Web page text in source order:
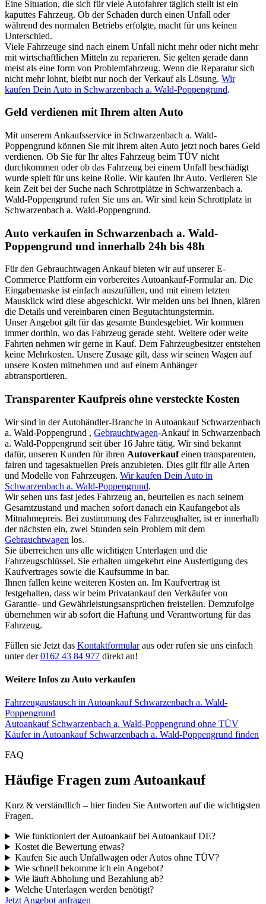
Eine Situation, die sich für viele Autofahrer täglich stellt ist ein
kaputtes Fahrzeug. Ob der Schaden durch einen Unfall oder
während des normalen Betriebs erfolgte, macht für uns keinen
Unterschied.
Viele Fahrzeuge sind nach einem Unfall nicht mehr oder nicht mehr
mit wirtschaftlichen Mitteln zu reparieren. Sie gelten gerade dann
meist als eine form von Problemfahrzeug. Wenn die Reparatur sich
nicht mehr lohnt, bleibt nur noch der Verkauf als Lösung. Wir
kaufen Dein Auto in Schwarzenbach a. Wald-Poppengrund.
Geld verdienen mit Ihrem alten Auto
Mit unserem Ankaufsservice in Schwarzenbach a. Wald-
Poppengrund können Sie mit ihrem alten Auto jetzt noch bares Geld
verdienen. Ob Sie für Ihr altes Fahrzeug beim TÜV nicht
durchkommen oder ob das Fahrzeug bei einem Unfall beschädigt
wurde spielt für uns keine Rolle. Wir kaufen Ihr Auto. Verlieren Sie
kein Zeit bei der Suche nach Schrottplätze in Schwarzenbach a.
Wald-Poppengrund rufen Sie uns an. Wir sind kein Schrottplatz in
Schwarzenbach a. Wald-Poppengrund.
Auto verkaufen in Schwarzenbach a. Wald-
Poppengrund und innerhalb 24h bis 48h
Für den Gebrauchtwagen Ankauf bieten wir auf unserer E-
Commerce Plattform ein vorbereites Autoankauf-Formular an. Die
Eingabemaske ist einfach auszufüllen, und mit einem letzten
Mausklick wird diese abgeschickt. Wir melden uns bei Ihnen, klären
die Details und vereinbaren einen Begutachtungstermin.
Unser Angebot gilt für das gesamte Bundesgebiet. Wir kommen
immer dorthin, wo das Fahrzeug gerade steht. Weitere oder weite
Fahrten nehmen wir gerne in Kauf. Dem Fahrzeugbesitzer entstehen
keine Mehrkosten. Unsere Zusage gilt, dass wir seinen Wagen auf
unsere Kosten mitnehmen und auf einem Anhänger
abtransportieren.
Transparenter Kaufpreis ohne versteckte Kosten
Wir sind in der Autohändler-Branche in Autoankauf Schwarzenbach
a. Wald-Poppengrund , Gebrauchtwagen-Ankauf in Schwarzenbach
a. Wald-Poppengrund seit über 16 Jahre tätig. Wir sind bekannt
dafür, unseren Kunden für ihren Autoverkaufeinen transparenten,
fairen und tagesaktuellen Preis anzubieten. Dies gilt für alle Arten
und Modelle von Fahrzeugen. Wir kaufen Dein Auto in
Schwarzenbach a. Wald-Poppengrund.
Wir sehen uns fast jedes Fahrzeug an, beurteilen es nach seinem
Gesamtzustand und machen sofort danach ein Kaufangebot als
Mitnahmepreis. Bei zustimmung des Fahrzeughalter, ist er innerhalb
der nächsten ein, zwei Stunden sein Problem mit dem
Gebrauchtwagen los.
Sie überreichen uns alle wichtigen Unterlagen und die
Fahrzeugschlüssel. Sie erhalten umgekehrt eine Ausfertigung des
Kaufvertrages sowie die Kaufsumme in bar.
Ihnen fallen keine weiteren Kosten an. Im Kaufvertrag ist
festgehalten, dass wir beim Privatankauf den Verkäufer von
Garantie- und Gewährleistungsansprüchen freistellen. Demzufolge
übernehmen wir ab sofort die Haftung und Verantwortung für das
Fahrzeug.
Füllen sie Jetzt das Kontaktformularaus oder rufen sie uns einfach
unter der0162 43 84 977 direkt an!
Weitere Infos zu Auto verkaufen
Fahrzeugaustausch in Autoankauf Schwarzenbach a. Wald-
Poppengrund
Autoankauf Schwarzenbach a. Wald-Poppengrund ohne TÜV
Käufer in Autoankauf Schwarzenbach a. Wald-Poppengrund finden
FAQ
Häufige Fragen zum Autoankauf
Kurz & verständlich – hier finden Sie Antworten auf die wichtigsten
Fragen.
Wie funktioniert der Autoankauf bei Autoankauf DE?
Kostet die Bewertung etwas?
Kaufen Sie auch Unfallwagen oder Autos ohne TÜV?
Wie schnell bekomme ich ein Angebot?
Wie läuft Abholung und Bezahlung ab?
Welche Unterlagen werden benötigt?
Jetzt Angebot anfragen